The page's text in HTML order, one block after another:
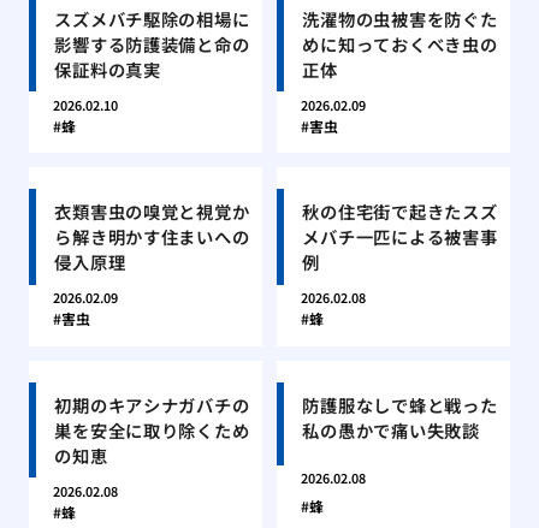
スズメバチ駆除の相場に
影響する防護装備と命の
保証料の真実
2026.02.10
蜂
洗濯物の虫被害を防ぐた
めに知っておくべき虫の
正体
2026.02.09
害虫
衣類害虫の嗅覚と視覚か
ら解き明かす住まいへの
侵入原理
2026.02.09
害虫
秋の住宅街で起きたスズ
メバチ一匹による被害事
例
2026.02.08
蜂
初期のキアシナガバチの
巣を安全に取り除くため
の知恵
2026.02.08
蜂
防護服なしで蜂と戦った
私の愚かで痛い失敗談
2026.02.08
蜂